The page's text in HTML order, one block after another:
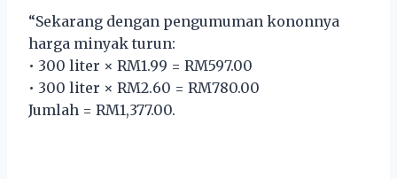
“Sekarang dengan pengumuman kononnya
harga minyak turun:
• 300 liter × RM1.99 = RM597.00
• 300 liter × RM2.60 = RM780.00
Jumlah = RM1,377.00.